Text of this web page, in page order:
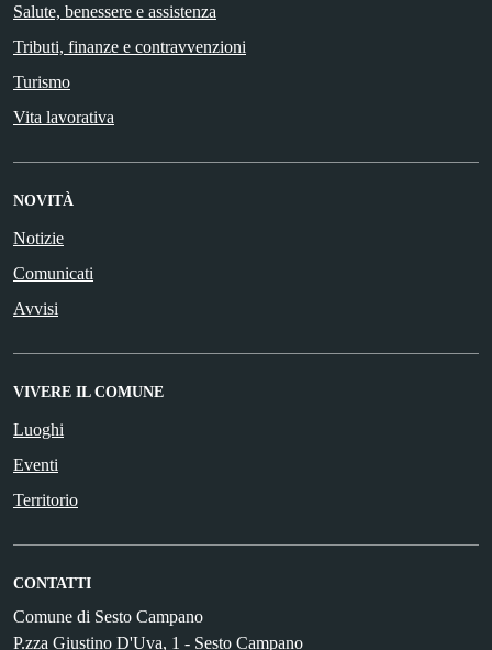
Salute, benessere e assistenza
Tributi, finanze e contravvenzioni
Turismo
Vita lavorativa
NOVITÀ
Notizie
Comunicati
Avvisi
VIVERE IL COMUNE
Luoghi
Eventi
Territorio
CONTATTI
Comune di Sesto Campano
P.zza Giustino D'Uva, 1 - Sesto Campano